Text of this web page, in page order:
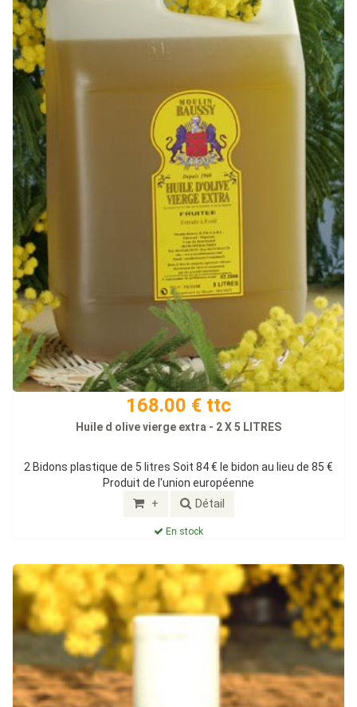
168.00 € ttc
Huile d olive vierge extra - 2 X 5 LITRES
2 Bidons plastique de 5 litres Soit 84 € le bidon au lieu de 85 €
Produit de l'union européenne
+ Détail
En stock